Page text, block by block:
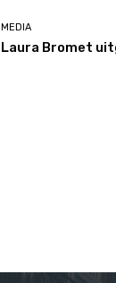
MEDIA
Laura Bromet